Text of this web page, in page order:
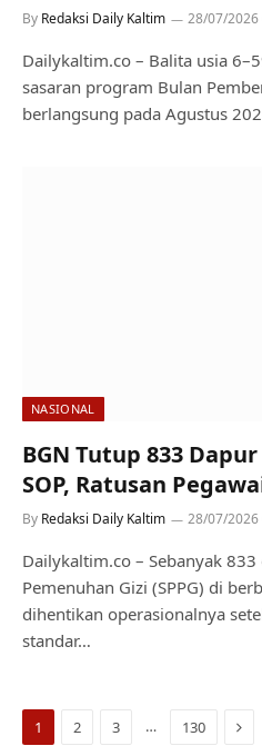
By Redaksi Daily Kaltim 28/07/2026
Dailykaltim.co – Balita usia
sasaran program Bulan
berlangsung pada Agustus
NASIONAL
BGN Tutup 833
SOP, Ratusan
By Redaksi Daily Kaltim 28/07/2026
Dailykaltim.co – Sebanyak
Pemenuhan Gizi (SPPG) di
dihentikan operasionalnya
standar…
1 2 3 … 130 Next